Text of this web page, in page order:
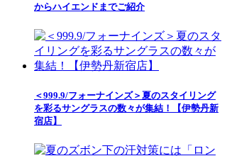
からハイエンドまでご紹介
＜999.9/フォーナインズ＞夏のスタイリング
を彩るサングラスの数々が集結！【伊勢丹新
宿店】